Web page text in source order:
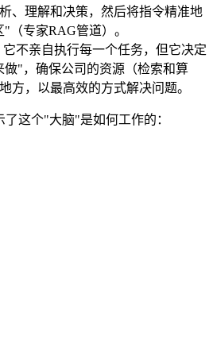
、理解和决策，然后将指令精准地
（专家RAG管道）。
它不亲自执行每一个任务，但它决定
做"，确保公司的资源（检索和算
方，以最高效的方式解决问题。
这个"大脑"是如何工作的：